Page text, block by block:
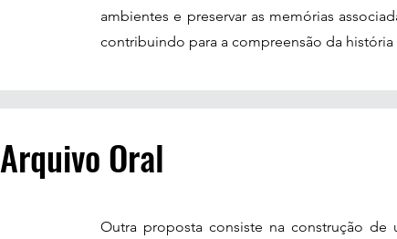
ambientes e preservar as memórias
contribuindo para a compreensão da
Arquivo Oral
Outra proposta consiste na construção